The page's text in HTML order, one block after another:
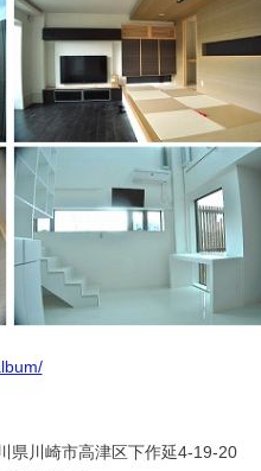
県川崎市高津区下作延4-19-20